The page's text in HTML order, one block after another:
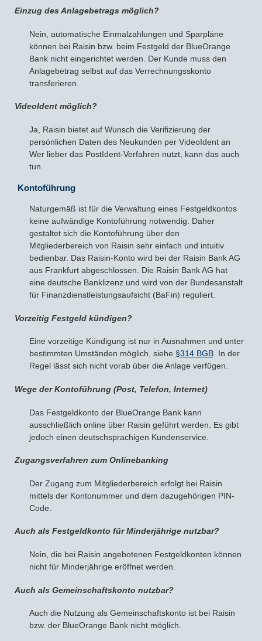
Einzug des Anlagebetrags möglich?
Nein, automatische Einmalzahlungen und Sparpläne
können bei Raisin bzw. beim Festgeld der BlueOrange
Bank nicht eingerichtet werden. Der Kunde muss den
Anlagebetrag selbst auf das Verrechnungsskonto
transferieren.
VideoIdent möglich?
Ja, Raisin bietet auf Wunsch die Verifizierung der
persönlichen Daten des Neukunden per VideoIdent an
Wer lieber das PostIdent-Verfahren nutzt, kann das auch
tun.
Kontoführung
Naturgemäß ist für die Verwaltung eines Festgeldkontos
keine aufwändige Kontoführung notwendig. Daher
gestaltet sich die Kontoführung über den
Mitgliederbereich von Raisin sehr einfach und intuitiv
bedienbar. Das Raisin-Konto wird bei der Raisin Bank AG
aus Frankfurt abgeschlossen. Die Raisin Bank AG hat
eine deutsche Banklizenz und wird von der Bundesanstalt
für Finanzdienstleistungsaufsicht (BaFin) reguliert.
Vorzeitig Festgeld kündigen?
Eine vorzeitige Kündigung ist nur in Ausnahmen und unter
bestimmten Umständen möglich, siehe §314 BGB. In der
Regel lässt sich nicht vorab über die Anlage verfügen.
Wege der Kontoführung (Post, Telefon, Internet)
Das Festgeldkonto der BlueOrange Bank kann
ausschließlich online über Raisin geführt werden. Es gibt
jedoch einen deutschsprachigen Kundenservice.
Zugangsverfahren zum Onlinebanking
Der Zugang zum Mitgliederbereich erfolgt bei Raisin
mittels der Kontonummer und dem dazugehörigen PIN-
Code.
Auch als Festgeldkonto für Minderjährige nutzbar?
Nein, die bei Raisin angebotenen Festgeldkonten können
nicht für Minderjährige eröffnet werden.
Auch als Gemeinschaftskonto nutzbar?
Auch die Nutzung als Gemeinschaftskonto ist bei Raisin
bzw. der BlueOrange Bank nicht möglich.